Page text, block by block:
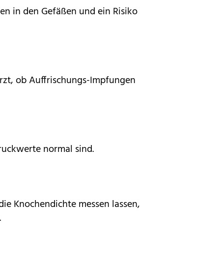
in den Gefäßen und ein Risiko
ob Auffrischungs-Impfungen
normal sind.
Knochendichte messen lassen,